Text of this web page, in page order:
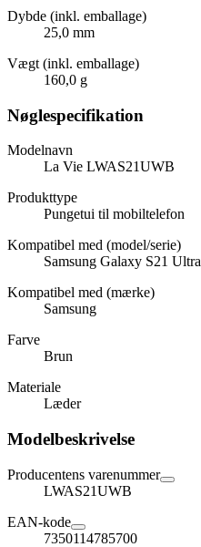
Dybde (inkl. emballage)
25,0 mm
Vægt (inkl. emballage)
160,0 g
Nøglespecifikation
Modelnavn
La Vie LWAS21UWB
Produkttype
Pungetui til mobiltelefon
Kompatibel med (model/serie)
Samsung Galaxy S21 Ultra
Kompatibel med (mærke)
Samsung
Farve
Brun
Materiale
Læder
Modelbeskrivelse
Producentens varenummer
LWAS21UWB
EAN-kode
7350114785700